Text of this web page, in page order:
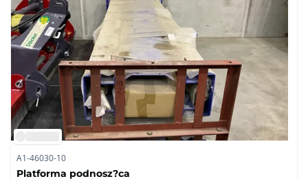
A1-46030-10
Platforma podnosz?ca